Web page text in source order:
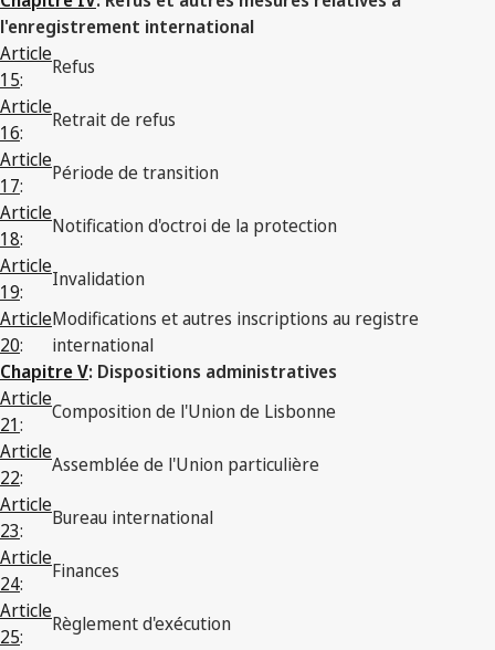
l'enregistrement international
Article
15:
Refus
Article
16:
Retrait de refus
Article
17:
Période de transition
Article
18:
Notification d'octroi de la protection
Article
19:
Invalidation
Article
20:
Modifications et autres inscriptions au registre
international
Chapitre V: Dispositions administratives
Article
21:
Composition de l'Union de Lisbonne
Article
22:
Assemblée de l'Union particulière
Article
23:
Bureau international
Article
24:
Finances
Article
25:
Règlement d'exécution